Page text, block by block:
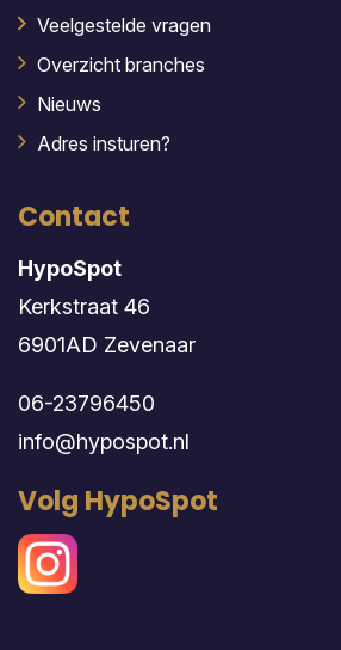
Veelgestelde vragen
Overzicht branches
Nieuws
Adres insturen?
Contact
HypoSpot
Kerkstraat 46
6901AD Zevenaar
06-23796450
info@hypospot.nl
Volg HypoSpot